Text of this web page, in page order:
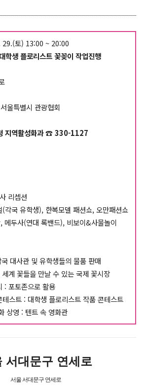
토) 13:00 ~ 20:00
생 플로리스트 꽃꽂이 작업진행
울특별시 관광협회
지역활성화과 ☎ 330-1127
리셉션
각국 유학생), 한복모델 패션쇼, 오만패션쇼
메두사(연대 록밴드), 비보이&사물놀이
대사관 및 유학생들의 물품 판매
계 꽃들을 만날 수 있는 국제 꽃시장
: 포토존으로 활용
스트 : 대학생 플로리스트 작품 콘테스트
상영 : 텐트 속 영화관